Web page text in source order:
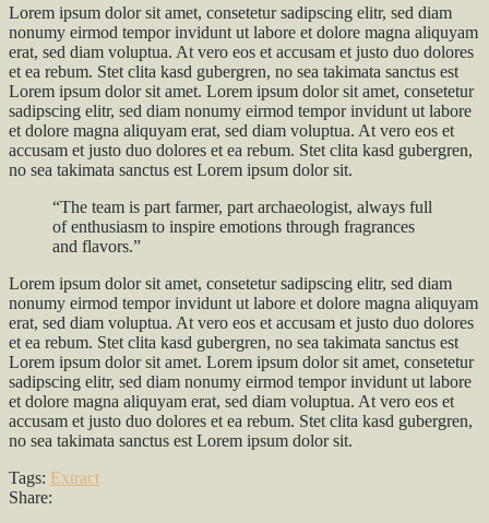
Lorem ipsum dolor sit amet, consetetur sadipscing elitr, sed diam
nonumy eirmod tempor invidunt ut labore et dolore magna aliquyam
erat, sed diam voluptua. At vero eos et accusam et justo duo dolores
et ea rebum. Stet clita kasd gubergren, no sea takimata sanctus est
Lorem ipsum dolor sit amet. Lorem ipsum dolor sit amet, consetetur
sadipscing elitr, sed diam nonumy eirmod tempor invidunt ut labore
et dolore magna aliquyam erat, sed diam voluptua. At vero eos et
accusam et justo duo dolores et ea rebum. Stet clita kasd gubergren,
no sea takimata sanctus est Lorem ipsum dolor sit.
“The team is part farmer, part archaeologist, always full
of enthusiasm to inspire emotions through fragrances
and flavors.”
Lorem ipsum dolor sit amet, consetetur sadipscing elitr, sed diam
nonumy eirmod tempor invidunt ut labore et dolore magna aliquyam
erat, sed diam voluptua. At vero eos et accusam et justo duo dolores
et ea rebum. Stet clita kasd gubergren, no sea takimata sanctus est
Lorem ipsum dolor sit amet. Lorem ipsum dolor sit amet, consetetur
sadipscing elitr, sed diam nonumy eirmod tempor invidunt ut labore
et dolore magna aliquyam erat, sed diam voluptua. At vero eos et
accusam et justo duo dolores et ea rebum. Stet clita kasd gubergren,
no sea takimata sanctus est Lorem ipsum dolor sit.
Tags: Extract
Share: